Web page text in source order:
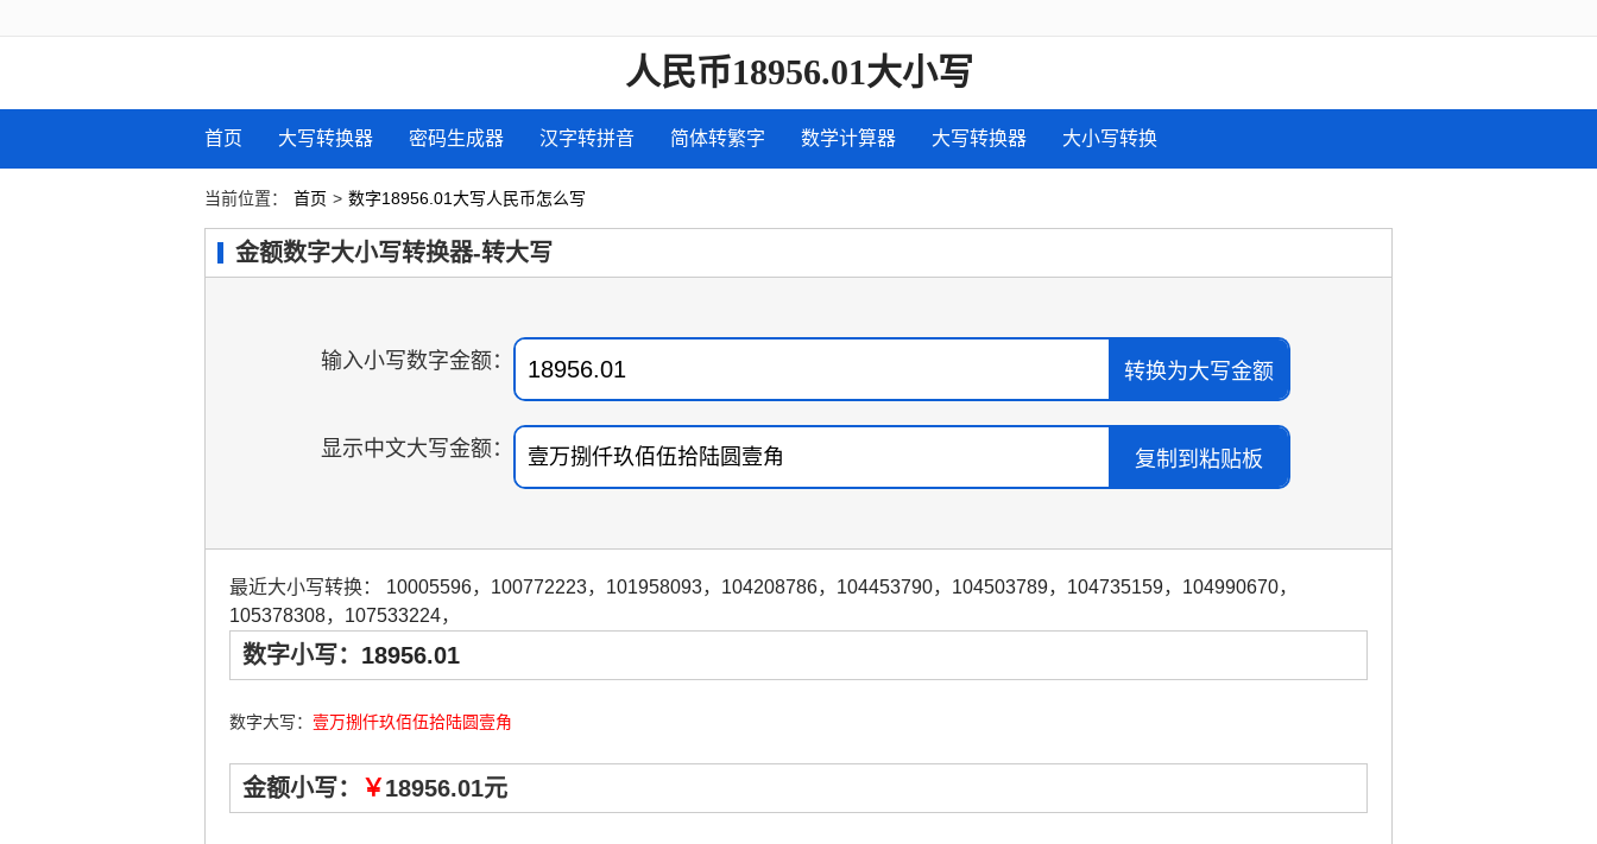
人民币18956.01大小写
首页 大写转换器 密码生成器 汉字转拼音 简体转繁字 数学计算器 大写转换器 大小写转换
当前位置： 首页 > 数字18956.01大写人民币怎么写
金额数字大小写转换器-转大写
输入小写数字金额：
显示中文大写金额：
最近大小写转换： 10005596， 100772223， 101958093， 104208786， 104453790， 104503789， 104735159， 104990670，
105378308， 107533224，
数字小写： 18956.01
数字大写： 壹万捌仟玖佰伍拾陆圆壹角
金额小写： ￥18956.01元